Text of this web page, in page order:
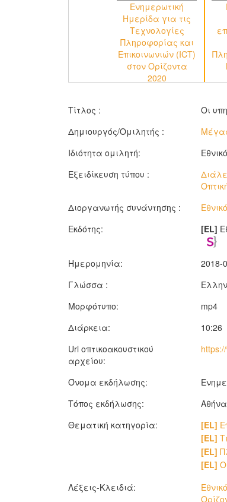
Ενημερωτική
Ημερίδα για τις
Τεχνολογίες
Πληροφορίας και
Επικοινωνιών (ICT)
στον Ορίζοντα
2020
Τίτλος :
Οι
Δημιουργός/Ομιλητής :
Ιδιότητα ομιλητή:
Εξειδίκευση τύπου :
Διοργανωτής συνάντησης :
Εκδότης:
[EL]
Ημερομηνία:
2018-
Γλώσσα :
Μορφότυπο:
mp4
Διάρκεια:
10:26
Url οπτικοακουστικού
αρχείου:
Όνομα εκδήλωσης:
Τόπος εκδήλωσης:
Θεματική κατηγορία:
[EL]
[EL]
[EL]
[EL]
Λέξεις-Κλειδιά: